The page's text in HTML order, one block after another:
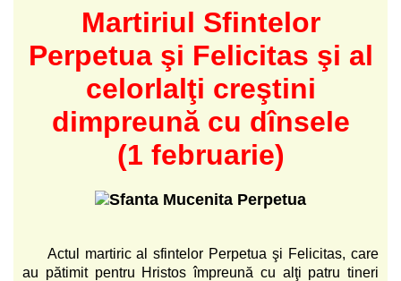
Martiriul Sfintelor
Perpetua şi Felicitas şi al
celorlalţi creştini
dimpreună cu dînsele
(1 februarie)
Actul martiric al sfintelor Perpetua şi Felicitas, care
au pătimit pentru Hristos împreună cu alţi patru tineri